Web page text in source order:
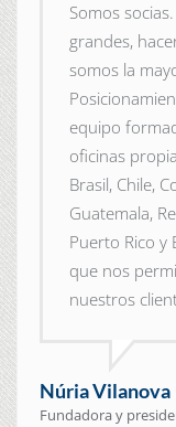
Somos
grandes,
somos la
equipo
oficinas
Brasil, Chile,
Guatemala,
Puerto Rico y
que nos
nuestros
Núria Vilanova
Fundadora y